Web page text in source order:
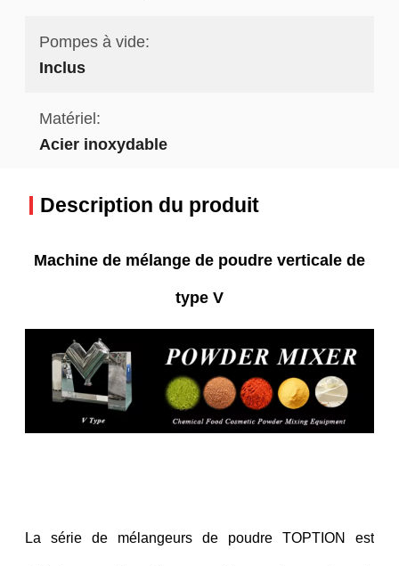
Pompes à vide:
Inclus
Matériel:
Acier inoxydable
Description du produit
Machine de mélange de poudre verticale de
type V
La série de mélangeurs de poudre TOPTION est